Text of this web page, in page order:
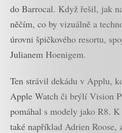
do Barrocal. Když řešil, jak
něčím, co by vizuálně a
úrovni špičkového resortu,
Julianem Hoenigem.
Ten strávil dekádu v Applu,
Apple Watch či brýlí Vision
pomáhal s modely jako R8.
také například Adrien Roose,